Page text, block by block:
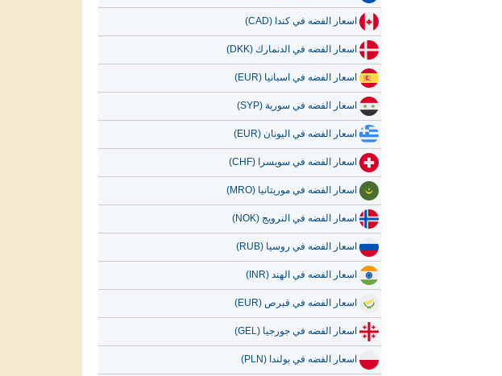
اسعار الفضه في كندا (CAD)
اسعار الفضه في الدنمارك (DKK)
اسعار الفضه في اسبانيا (EUR)
اسعار الفضه في سورية (SYP)
اسعار الفضه في اليونان (EUR)
اسعار الفضه في سويسرا (CHF)
اسعار الفضه في موريتانيا (MRO)
اسعار الفضه في النرويج (NOK)
اسعار الفضه في روسيا (RUB)
اسعار الفضه في الهند (INR)
اسعار الفضه في قبرص (EUR)
اسعار الفضه في جورجيا (GEL)
اسعار الفضه في بولندا (PLN)